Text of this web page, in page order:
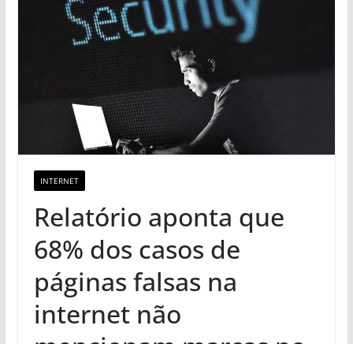
INTERNET
Relatório aponta que
68% dos casos de
páginas falsas na
internet não